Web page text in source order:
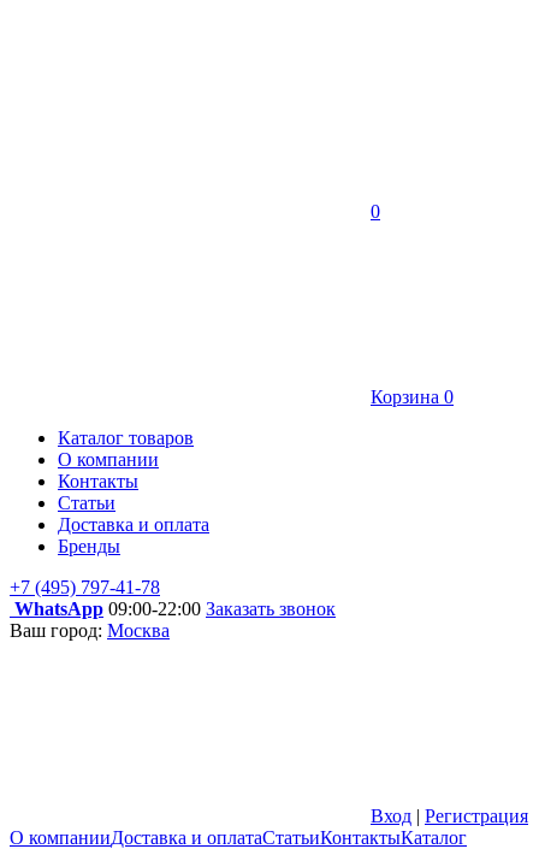
0
Корзина 0
Каталог товаров
О компании
Контакты
Статьи
Доставка и оплата
Бренды
+7 (495) 797-41-78
WhatsApp 09:00-22:00 Заказать звонок
Ваш город: Москва
Вход | Регистрация
О компанииДоставка и оплатаСтатьиКонтактыКаталог